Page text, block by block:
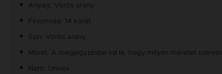
Anyag: Vörös arany
Finomság: 14 karát
Szín: Vörös arany
Méret: A megjegyzésbe írd le, hogy milyen méretet
Nem: Unisex